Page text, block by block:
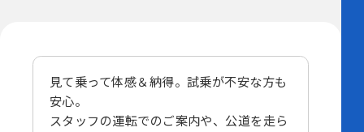
見て乗って体感＆納得。試乗が不安な方も
安心。
スタッフの運転でのご案内や、 公道を走ら